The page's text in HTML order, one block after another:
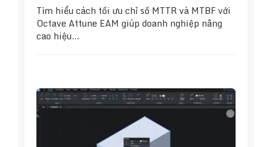
Tìm hiểu cách tối ưu chỉ số MTTR và MTBF với
Octave Attune EAM giúp doanh nghiệp nâng
cao hiệu…